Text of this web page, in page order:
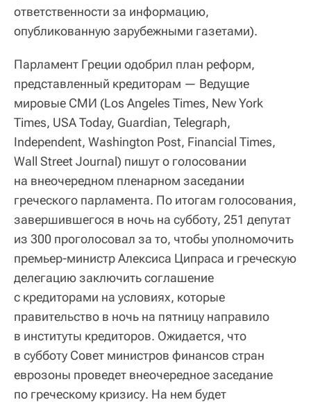
ответственности за информацию,
опубликованную зарубежными газетами).
Парламент Греции одобрил план реформ,
представленный кредиторам — Ведущие
мировые СМИ (Los Angeles Times, New York
Times, USA Today, Guardian, Telegraph,
Independent, Washington Post, Financial Times,
Wall Street Journal) пишут о голосовании
на внеочередном пленарном заседании
греческого парламента. По итогам голосования,
завершившегося в ночь на субботу, 251 депутат
из 300 проголосовал за то, чтобы уполномочить
премьер-министр Алексиса Ципраса и греческую
делегацию заключить соглашение
с кредиторами на условиях, которые
правительство в ночь на пятницу направило
в институты кредиторов. Ожидается, что
в субботу Совет министров финансов стран
еврозоны проведет внеочередное заседание
по греческому кризису. На нем будет